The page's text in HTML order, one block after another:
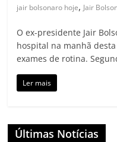
jair bolsonaro hoje, Jair
O ex-presidente Jair
hospital na manhã
exames de rotina.
Ler mais
Últimas Notícias